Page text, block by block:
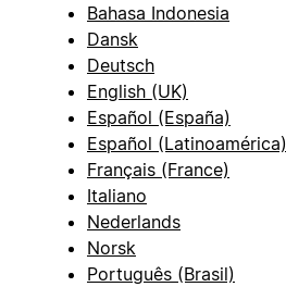
Bahasa Indonesia
Dansk
Deutsch
English (UK)
Español (España)
Español (Latinoamérica)
Français (France)
Italiano
Nederlands
Norsk
Português (Brasil)